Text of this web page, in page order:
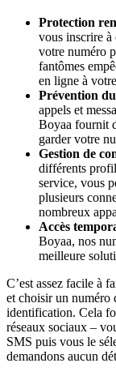
Protection
vous inscrire à
votre numéro
fantômes
en ligne à
Prévention
appels et
Boyaa fournit
garder votre
Gestion de
différents
service, vous
plusieurs
nombreux
Accès
Boyaa, nos
meilleure
C’est assez facile à
et choisir un numéro
identification. Cela
réseaux sociaux –
SMS puis vous le
demandons aucun